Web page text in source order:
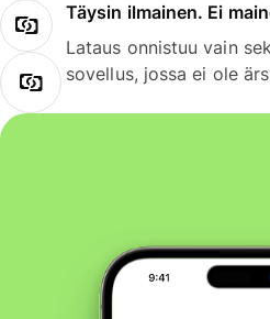
Täysin ilmainen. Ei
Lataus onnistuu vain
sovellus, jossa ei ole